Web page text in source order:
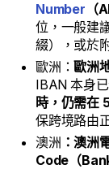
Number （
位，一般建
綴），或於
歐洲：歐洲
IBAN 本身
時，仍需在
保跨境路由
澳洲 ：澳洲
Code（